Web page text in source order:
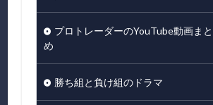
プロトレーダーのYouTube動画まと
め
勝ち組と負け組のドラマ